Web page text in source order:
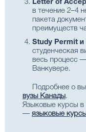
Letter of
в течение 2–4
пакета
преимуществ
Study Permit и
студенческая
весь процесс
Ванкувере.
Подробнее о
вузы Канады.
Языковые курсы в
— языковые